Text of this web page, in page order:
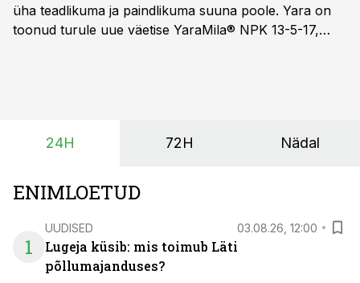
üha teadlikuma ja paindlikuma suuna poole. Yara on
toonud turule uue väetise YaraMila® NPK 13-5-17,
24H 72H Nädal
ENIMLOETUD
1
UUDISED 03.08.26, 12:00
Lugeja küsib: mis toimub Läti
põllumajanduses?